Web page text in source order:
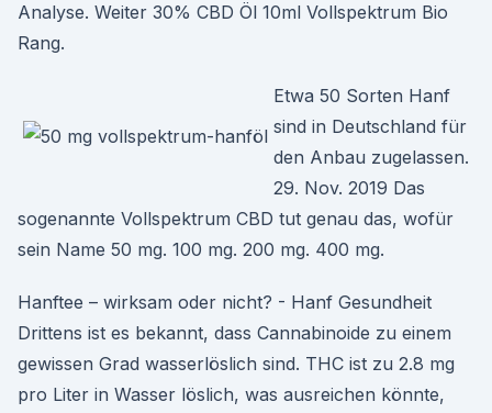
Analyse. Weiter 30% CBD Öl 10ml Vollspektrum Bio
Rang.
Etwa 50 Sorten Hanf
sind in Deutschland für
den Anbau zugelassen.
29. Nov. 2019 Das
sogenannte Vollspektrum CBD tut genau das, wofür
sein Name 50 mg. 100 mg. 200 mg. 400 mg.
Hanftee – wirksam oder nicht? - Hanf Gesundheit
Drittens ist es bekannt, dass Cannabinoide zu einem
gewissen Grad wasserlöslich sind. THC ist zu 2.8 mg
pro Liter in Wasser löslich, was ausreichen könnte,